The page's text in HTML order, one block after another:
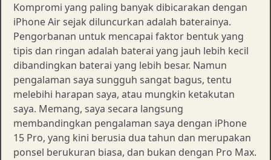
Kompromi yang paling banyak dibicarakan dengan
iPhone Air sejak diluncurkan adalah baterainya.
Pengorbanan untuk mencapai faktor bentuk yang
tipis dan ringan adalah baterai yang jauh lebih kecil
dibandingkan baterai yang lebih besar. Namun
pengalaman saya sungguh sangat bagus, tentu
melebihi harapan saya, atau mungkin ketakutan
saya. Memang, saya secara langsung
membandingkan pengalaman saya dengan iPhone
15 Pro, yang kini berusia dua tahun dan merupakan
ponsel berukuran biasa, dan bukan dengan Pro Max.